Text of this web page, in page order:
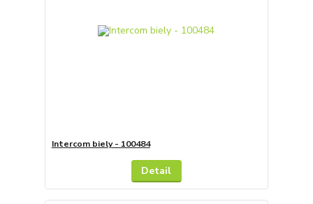
Intercom biely - 100484
Detail